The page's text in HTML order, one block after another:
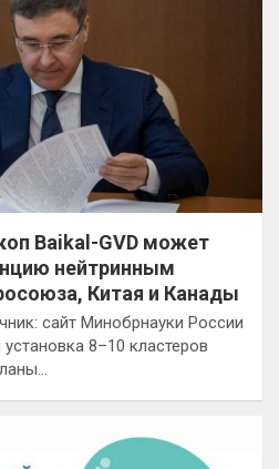
Baikal-GVD может
нейтринным
Китая и Канады
сайт Минобрнауки России
8–10 кластеров